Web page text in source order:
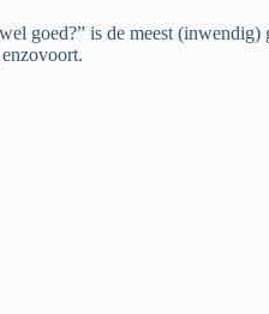
goed?” is de meest